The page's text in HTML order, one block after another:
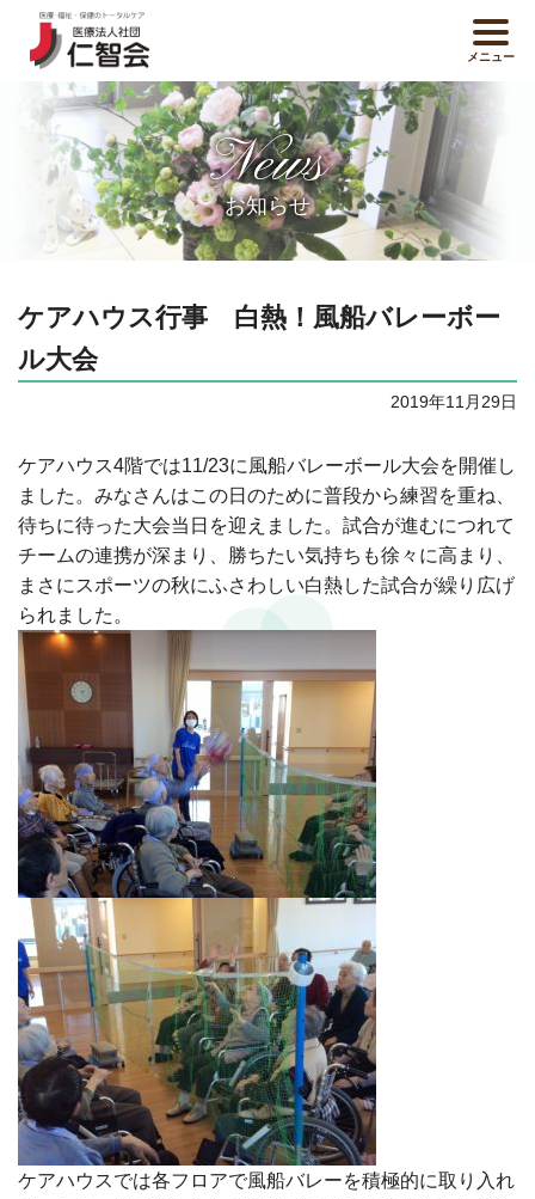
メニュー
News
お知らせ
ケアハウス行事 白熱！風船バレーボー
ル大会
2019年11月29日
ケアハウス4階では11/23に風船バレーボール大会を開催し
ました。みなさんはこの日のために普段から練習を重ね、
待ちに待った大会当日を迎えました。試合が進むにつれて
チームの連携が深まり、勝ちたい気持ちも徐々に高まり、
まさにスポーツの秋にふさわしい白熱した試合が繰り広げ
られました。
ケアハウスでは各フロアで風船バレーを積極的に取り入れ